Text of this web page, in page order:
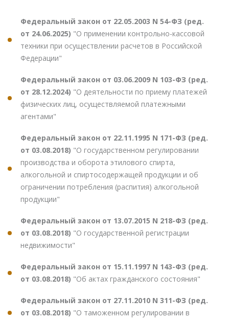
Федеральный закон от 22.05.2003 N 54-ФЗ (ред.
от 24.06.2025) "О применении контрольно-кассовой
техники при осуществлении расчетов в Российской
Федерации"
Федеральный закон от 03.06.2009 N 103-ФЗ (ред.
от 28.12.2024) "О деятельности по приему платежей
физических лиц, осуществляемой платежными
агентами"
Федеральный закон от 22.11.1995 N 171-ФЗ (ред.
от 03.08.2018) "О государственном регулировании
производства и оборота этилового спирта,
алкогольной и спиртосодержащей продукции и об
ограничении потребления (распития) алкогольной
продукции"
Федеральный закон от 13.07.2015 N 218-ФЗ (ред.
от 03.08.2018) "О государственной регистрации
недвижимости"
Федеральный закон от 15.11.1997 N 143-ФЗ (ред.
от 03.08.2018) "Об актах гражданского состояния"
Федеральный закон от 27.11.2010 N 311-ФЗ (ред.
от 03.08.2018) "О таможенном регулировании в